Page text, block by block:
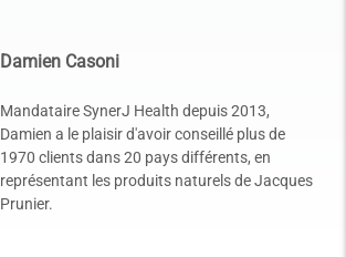
Damien Casoni
Mandataire SynerJ Health depuis 2013,
Damien a le plaisir d'avoir conseillé plus de
1970 clients dans 20 pays différents, en
représentant les produits naturels de Jacques
Prunier.